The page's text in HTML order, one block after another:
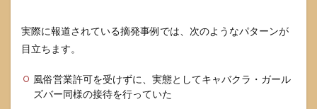
ント
ロー
ル
6
家
実際に報道されている摘発事例では、次のようなパターンが
目立ちます。
風俗営業許可を受けずに、実態としてキャバクラ・ガール
ズバー同様の接待を行っていた